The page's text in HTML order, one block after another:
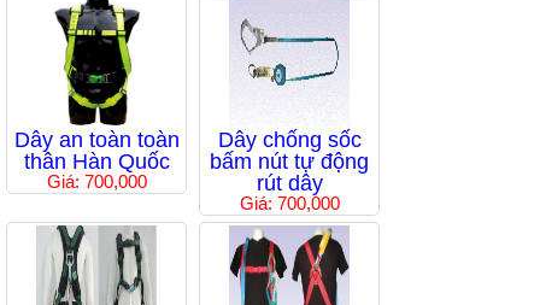
Dây an toàn toàn
thân Hàn Quốc
Giá: 700,000
Dây chống sốc
bấm nút tự động
rút dây
Giá: 700,000